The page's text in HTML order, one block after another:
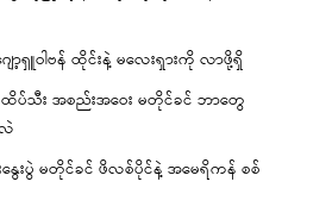
ျော့ရှူဝါဗန် ထိုင်းနဲ့ မလေးရှားကို လာဖို့ရှိ
ပ်သီး အစည်းအဝေး မတိုင်ခင် ဘာတွေ
ေးပွဲ မတိုင်ခင် ဖိလစ်ပိုင်နဲ့ အမေရိကန် စစ်